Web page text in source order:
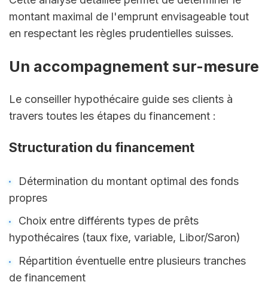
montant maximal de l'emprunt envisageable tout
en respectant les règles prudentielles suisses.
Un accompagnement sur-mesure
Le conseiller hypothécaire guide ses clients à
travers toutes les étapes du financement :
Structuration du financement
Détermination du montant optimal des fonds
propres
Choix entre différents types de prêts
hypothécaires (taux fixe, variable, Libor/Saron)
Répartition éventuelle entre plusieurs tranches
de financement